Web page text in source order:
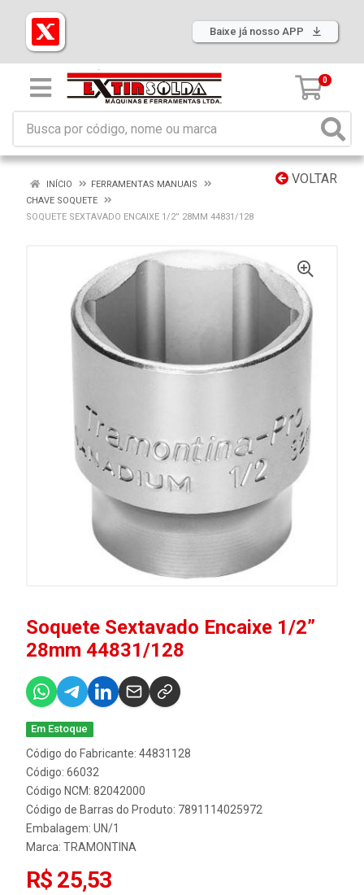
Baixe já nosso APP
0
VOLTAR
INÍCIO
FERRAMENTAS MANUAIS
CHAVE SOQUETE
SOQUETE SEXTAVADO ENCAIXE 1/2” 28MM 44831/128
Soquete Sextavado Encaixe 1/2”
28mm 44831/128
Em Estoque
Código do Fabricante: 44831128
Código: 66032
Código NCM: 82042000
Código de Barras do Produto: 7891114025972
Embalagem: UN/1
Marca: TRAMONTINA
R$ 25,53